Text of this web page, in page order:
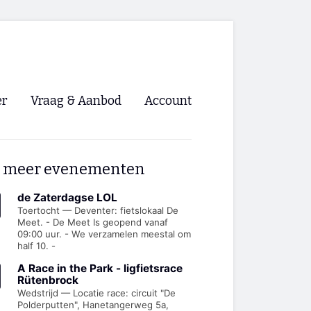
NVHPV
🡺
🡺
Vraag & Aanbod Account
Registreren
meer evenementen
de Zaterdagse LOL
Toertocht — Deventer: fietslokaal De
Meet. - De Meet Is geopend vanaf
09:00 uur. - We verzamelen meestal om
half 10. -
A Race in the Park - ligfietsrace
Rütenbrock
Wedstrijd — Locatie race: circuit "De
Polderputten", Hanetangerweg 5a,